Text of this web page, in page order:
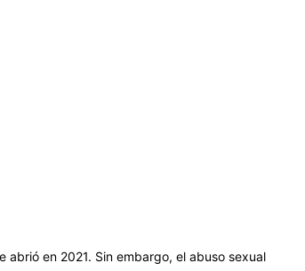
en 2021. Sin embargo, el abuso sexual